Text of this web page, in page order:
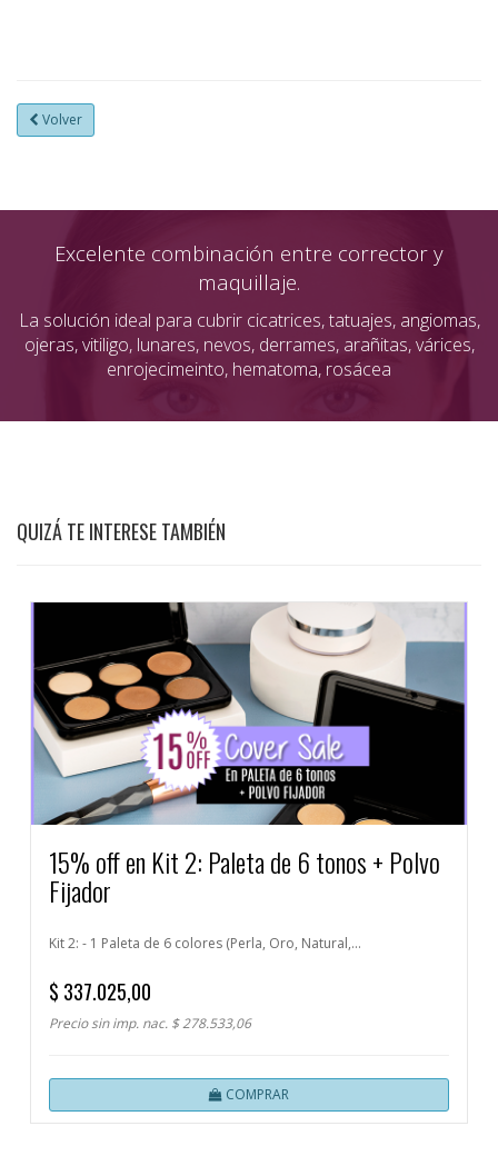
Volver
Excelente combinación entre corrector y
maquillaje.
La solución ideal para cubrir cicatrices, tatuajes, angiomas,
ojeras, vitiligo, lunares, nevos, derrames, arañitas, várices,
enrojecimeinto, hematoma, rosácea
QUIZÁ TE INTERESE TAMBIÉN
15% off en Kit 2: Paleta de 6 tonos + Polvo
Fijador
Kit 2: - 1 Paleta de 6 colores (Perla, Oro, Natural,...
$ 337.025,00
Precio sin imp. nac. $ 278.533,06
COMPRAR